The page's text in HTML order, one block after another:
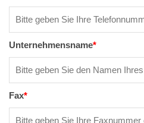
Unternehmensname*
Fax*